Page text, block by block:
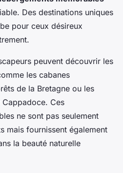
Des destinations uniques
pour ceux désireux
peuvent découvrir les
les cabanes
de la Bretagne ou les
Ces
ne sont pas seulement
mais fournissent également
la beauté naturelle